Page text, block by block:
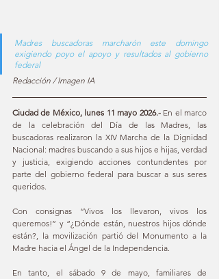
Madres buscadoras marcharón este domingo
exigiendo poyo el apoyo y resultados al gobierno
federal
Redacción / Imagen IA
Ciudad de México, lunes 11 mayo 2026.- En el marco
de la celebración del Día de las Madres, las
buscadoras realizaron la XIV Marcha de la Dignidad
Nacional: madres buscando a sus hijos e hijas, verdad
y justicia, exigiendo acciones contundentes por
parte del gobierno federal para buscar a sus seres
queridos.
Con consignas “Vivos los llevaron, vivos los
queremos!” y “¿Dónde están, nuestros hijos dónde
están?, la movilización partió del Monumento a la
Madre hacia el Ángel de la Independencia.
En tanto, el sábado 9 de mayo, familiares de